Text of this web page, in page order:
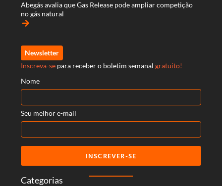
Categorias
Abegás avalia que Gas Release pode ampliar competição
no gás natural
arrow_forward
Newsletter
Inscreva-se para receber o boletim semanal gratuito!
Nome
Seu melhor e-mail
INSCREVER-SE